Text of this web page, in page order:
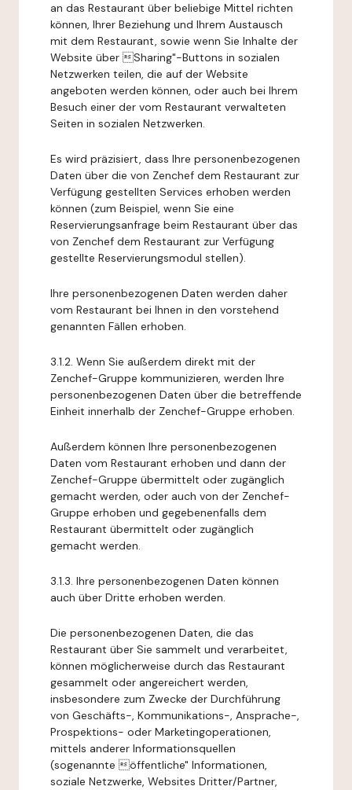
an das Restaurant über beliebige Mittel richten
können, Ihrer Beziehung und Ihrem Austausch
mit dem Restaurant, sowie wenn Sie Inhalte der
Website über Sharing"-Buttons in sozialen
Netzwerken teilen, die auf der Website
angeboten werden können, oder auch bei Ihrem
Besuch einer der vom Restaurant verwalteten
Seiten in sozialen Netzwerken.
Es wird präzisiert, dass Ihre personenbezogenen
Daten über die von Zenchef dem Restaurant zur
Verfügung gestellten Services erhoben werden
können (zum Beispiel, wenn Sie eine
Reservierungsanfrage beim Restaurant über das
von Zenchef dem Restaurant zur Verfügung
gestellte Reservierungsmodul stellen).
Ihre personenbezogenen Daten werden daher
vom Restaurant bei Ihnen in den vorstehend
genannten Fällen erhoben.
3.1.2. Wenn Sie außerdem direkt mit der
Zenchef-Gruppe kommunizieren, werden Ihre
personenbezogenen Daten über die betreffende
Einheit innerhalb der Zenchef-Gruppe erhoben.
Außerdem können Ihre personenbezogenen
Daten vom Restaurant erhoben und dann der
Zenchef-Gruppe übermittelt oder zugänglich
gemacht werden, oder auch von der Zenchef-
Gruppe erhoben und gegebenenfalls dem
Restaurant übermittelt oder zugänglich
gemacht werden.
3.1.3. Ihre personenbezogenen Daten können
auch über Dritte erhoben werden.
Die personenbezogenen Daten, die das
Restaurant über Sie sammelt und verarbeitet,
können möglicherweise durch das Restaurant
gesammelt oder angereichert werden,
insbesondere zum Zwecke der Durchführung
von Geschäfts-, Kommunikations-, Ansprache-,
Prospektions- oder Marketingoperationen,
mittels anderer Informationsquellen
(sogenannte öffentliche" Informationen,
soziale Netzwerke, Websites Dritter/Partner,